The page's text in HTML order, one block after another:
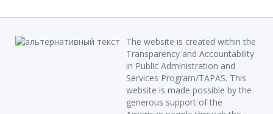
The website is created within the
Transparency and Accountability
in Public Administration and
Services Program/TAPAS. This
website is made possible by the
generous support of the